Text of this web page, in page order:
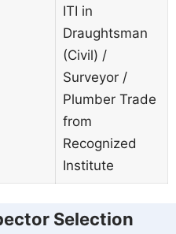
ITI in
Draughtsman
(Civil) /
Surveyor /
Plumber Trade
from
Recognized
Institute
Selection